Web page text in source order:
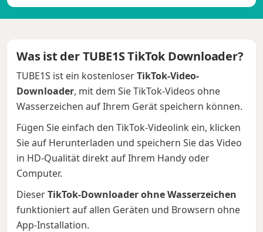
Was ist der TUBE1S TikTok Downloader?
TUBE1S ist ein kostenloserTikTok-Video-
Downloader, mit dem Sie TikTok-Videos ohne
Wasserzeichen auf Ihrem Gerät speichern können.
Fügen Sie einfach den TikTok-Videolink ein, klicken
Sie auf Herunterladen und speichern Sie das Video
in HD-Qualität direkt auf Ihrem Handy oder
Computer.
DieserTikTok-Downloader ohne Wasserzeichen
funktioniert auf allen Geräten und Browsern ohne
App-Installation.